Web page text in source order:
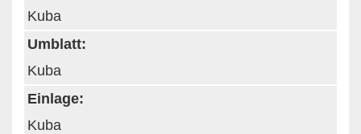
Kuba
Umblatt:
Kuba
Einlage:
Kuba